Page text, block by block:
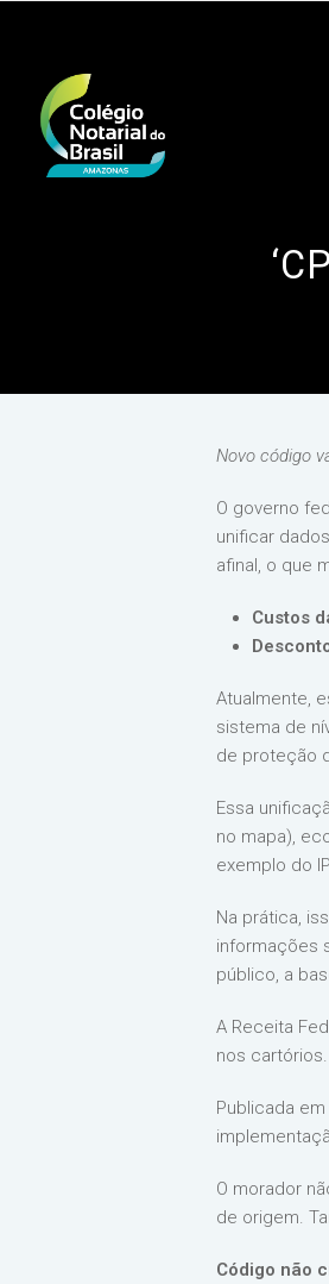
Novo código
O governo
unificar
afinal, o que
Custos
Atualmente,
sistema de
de proteção
Essa
no mapa),
exemplo do
Na prática,
informações
público, a
A Receita
nos
Publicada
O morador
de origem.
Código não